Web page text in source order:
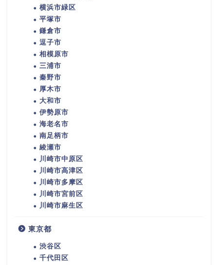
横浜市緑区
平塚市
鎌倉市
逗子市
相模原市
三浦市
秦野市
厚木市
大和市
伊勢原市
海老名市
南足柄市
綾瀬市
川崎市中原区
川崎市高津区
川崎市多摩区
川崎市宮前区
川崎市麻生区
東京都
渋谷区
千代田区